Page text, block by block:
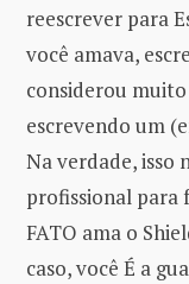
reescrever para
você amava,
considerou
escrevendo um
Na verdade, isso
profissional para
FATO ama o
caso, você É a